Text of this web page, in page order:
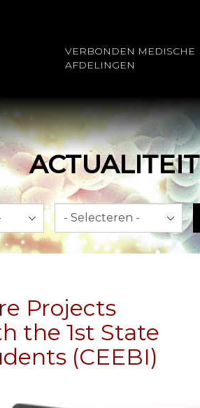
VERBONDEN MEDISCHE
AFDELINGEN
ACTUALITEIT
Jaar
Projects
the 1st State
(CEEBI)